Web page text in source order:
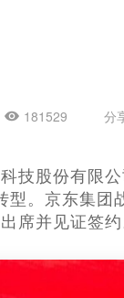
181529 分
技股份有限
型。京东集团
席并见证签约